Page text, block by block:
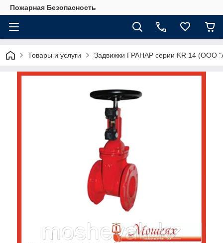
Пожарная Безопасность
Товары и услуги Задвижки ГРАНАР серии KR 14 (ООО